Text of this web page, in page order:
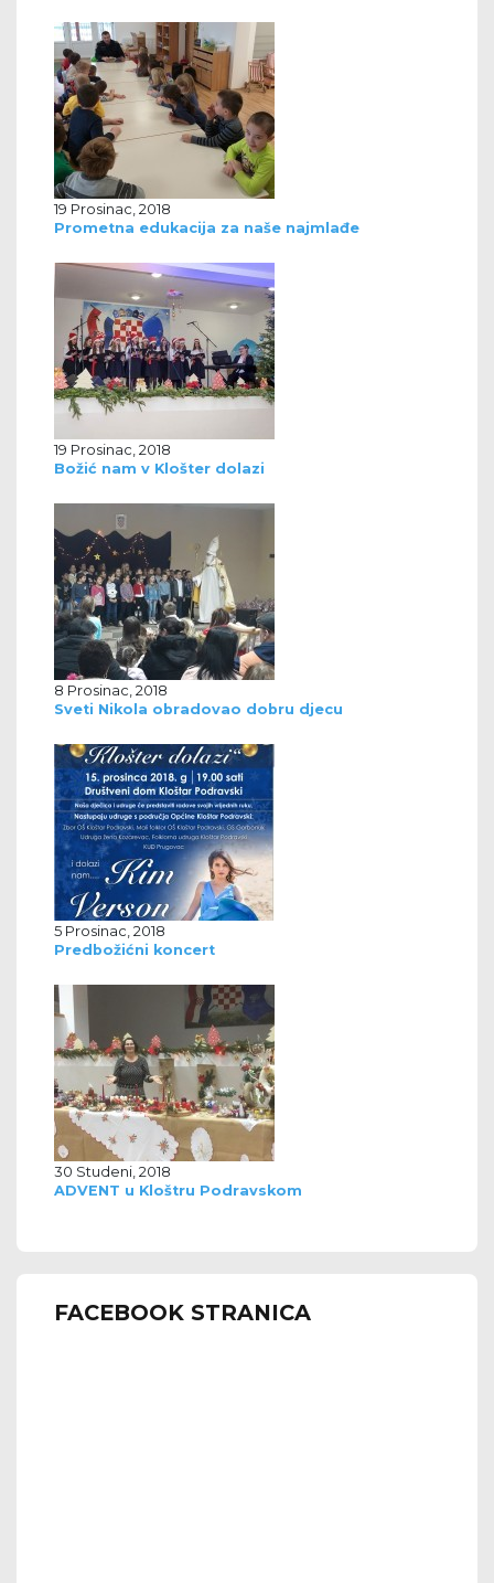
19 Prosinac, 2018
Prometna edukacija za naše najmlađe
19 Prosinac, 2018
Božić nam v Klošter dolazi
8 Prosinac, 2018
Sveti Nikola obradovao dobru djecu
5 Prosinac, 2018
Predbožićni koncert
30 Studeni, 2018
ADVENT u Kloštru Podravskom
FACEBOOK STRANICA